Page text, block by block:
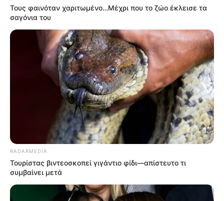
Τους φαινόταν χαριτωμένο…Μέχρι που το ζώο έκλεισε τα
σαγόνια του
RADARMEDIA
Τουρίστας βιντεοσκοπεί γιγάντιο φίδι—απίστευτο τι
συμβαίνει μετά